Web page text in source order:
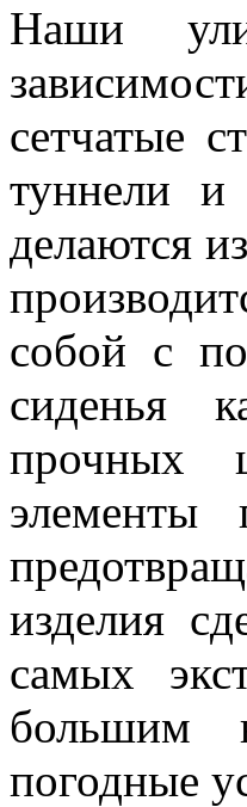
Наши
сетчатые
туннели и
делаются
собой с
сиденья
прочных
элементы
изделия
самых
большим
погодные